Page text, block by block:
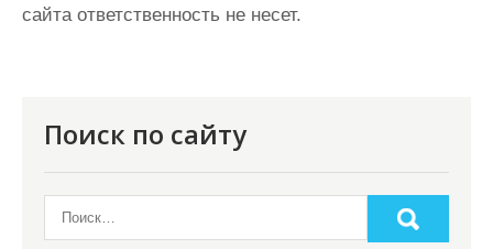
сайта ответственность не несет.
Поиск по сайту